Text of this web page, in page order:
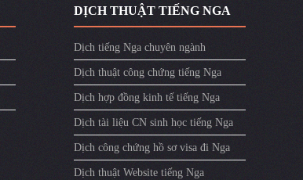
DỊCH THUẬT TIẾNG NGA
Dịch tiếng Nga chuyên ngành
Dịch thuật công chứng tiếng Nga
Dịch hợp đồng kinh tế tiếng Nga
Dịch tài liệu CN sinh học tiếng Nga
Dịch công chứng hồ sơ visa đi Nga
Dịch thuật Website tiếng Nga